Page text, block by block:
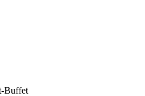
Buffet